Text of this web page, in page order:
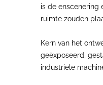
is de enscenering
ruimte zouden
Kern van het
geëxposeerd,
industriële